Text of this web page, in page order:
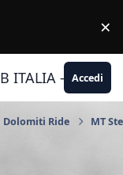
×
ITALIA -Accedi
Dolomiti Ride MT